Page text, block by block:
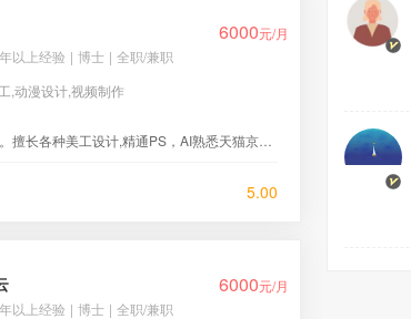
6000元/月
以上经验 | 博士 | 全职/兼职
,动漫设计,视频制作
设计,精通PS，AI熟悉天猫京东后台装修设计，主图详情，海报制作
5.00
6000元/月
以上经验 | 博士 | 全职/兼职